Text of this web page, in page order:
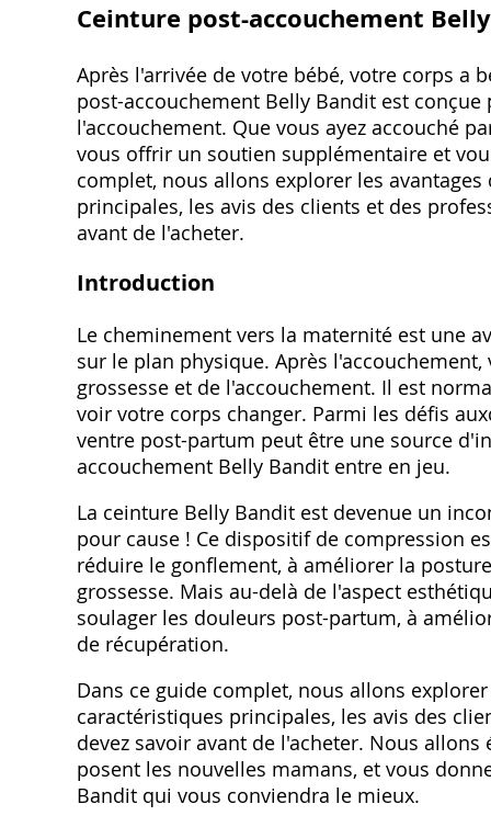
Ceinture post-accouchement
Après l'arrivée de votre bébé, votre corps a
post-accouchement Belly Bandit est
l'accouchement. Que vous ayez accouché
vous offrir un soutien supplémentaire et
complet, nous allons explorer les
principales, les avis des clients et des
avant de l'acheter.
Introduction
Le cheminement vers la maternité est une
sur le plan physique. Après
grossesse et de l'accouchement. Il est
voir votre corps changer. Parmi les défis
ventre post-partum peut être une source
accouchement Belly Bandit entre en jeu.
La ceinture Belly Bandit est devenue un
pour cause ! Ce dispositif de compression
réduire le gonflement, à améliorer la
grossesse. Mais au-delà de l'aspect
soulager les douleurs post-partum, à
de récupération.
Dans ce guide complet, nous allons
caractéristiques principales, les avis des
devez savoir avant de l'acheter. Nous
posent les nouvelles mamans, et vous
Bandit qui vous conviendra le mieux.